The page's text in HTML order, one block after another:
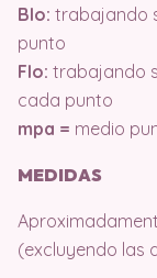
Blo: trabajando
punto
Flo: trabajando
cada punto
mpa = medio
MEDIDAS
(excluyendo las